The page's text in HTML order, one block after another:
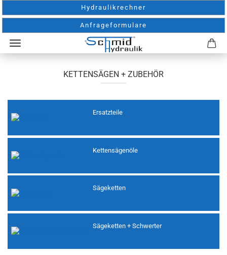
Hydraulikrechner
Anfrageformulare
KETTENSÄGEN + ZUBEHÖR
Ersatzteile
Kettensägenöle
Sägeketten
Sägeketten + Schwerter